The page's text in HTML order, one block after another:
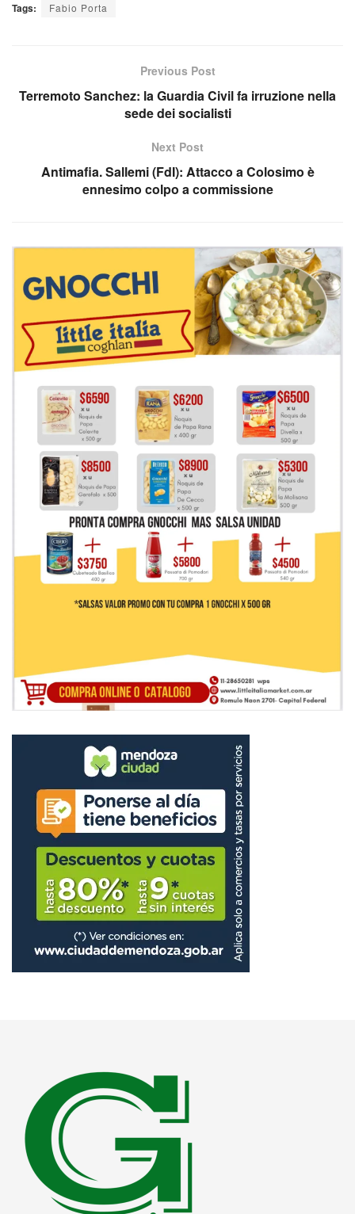
Tags: Fabio Porta
Previous Post
Terremoto Sanchez: la Guardia Civil fa irruzione nella
sede dei socialisti
Next Post
Antimafia. Sallemi (FdI): Attacco a Colosimo è
ennesimo colpo a commissione